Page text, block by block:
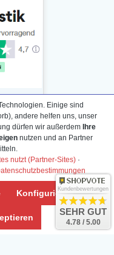
Einige sind
andere helfen uns, unser
dürfen wir außerdem Ihre
nutzen und an Partner
nutzt (Partner-Sites) ·
KonfigurierenKundenbewertungen
SEHR GUT
4.78 / 5.00